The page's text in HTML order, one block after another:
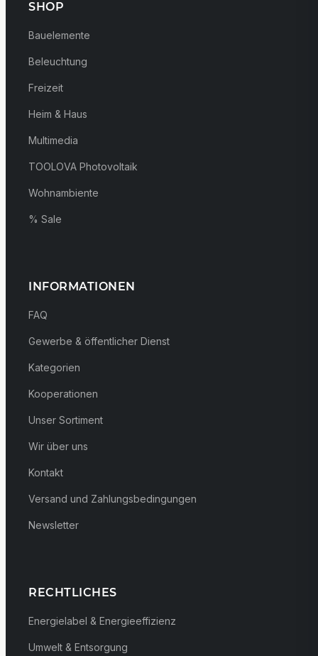
SHOP
Bauelemente
Beleuchtung
Freizeit
Heim & Haus
Multimedia
TOOLOVA Photovoltaik
Wohnambiente
% Sale
INFORMATIONEN
FAQ
Gewerbe & öffentlicher Dienst
Kategorien
Kooperationen
Unser Sortiment
Wir über uns
Kontakt
Versand und Zahlungsbedingungen
Newsletter
RECHTLICHES
Energielabel & Energieeffizienz
Umwelt & Entsorgung